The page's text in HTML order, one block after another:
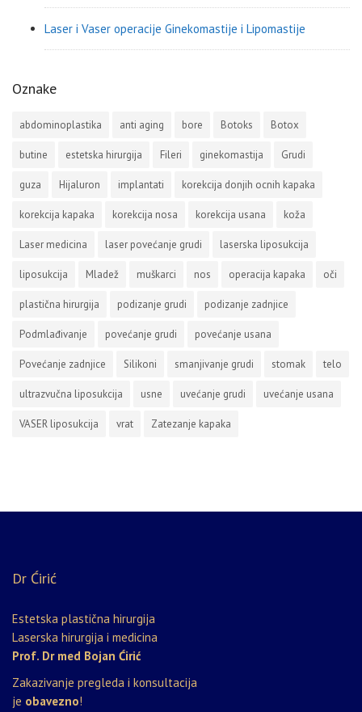
Laser i Vaser operacije Ginekomastije i Lipomastije
Oznake
abdominoplastika anti aging bore Botoks Botox
butine estetska hirurgija Fileri ginekomastija Grudi
guza Hijaluron implantati korekcija donjih ocnih kapaka
korekcija kapaka korekcija nosa korekcija usana koža
Laser medicina laser povećanje grudi laserska liposukcija
liposukcija Mladež muškarci nos operacija kapaka oči
plastična hirurgija podizanje grudi podizanje zadnjice
Podmlađivanje povećanje grudi povećanje usana
Povećanje zadnjice Silikoni smanjivanje grudi stomak telo
ultrazvučna liposukcija usne uvećanje grudi uvećanje usana
VASER liposukcija vrat Zatezanje kapaka
Dr Ćirić
Estetska plastična hirurgija
Laserska hirurgija i medicina
Prof. Dr med Bojan Ćirić
Zakazivanje pregleda i konsultacija
je obavezno!